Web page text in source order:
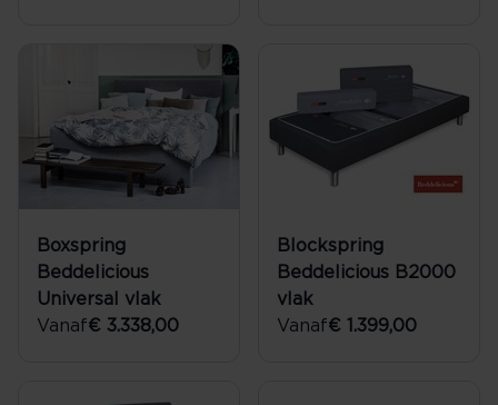
Boxspring
Beddelicious
Universal vlak
Vanaf€ 3.338,00
Blockspring
Beddelicious B2000
vlak
Vanaf€ 1.399,00